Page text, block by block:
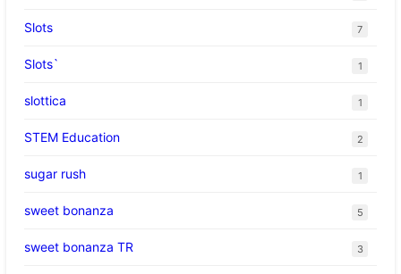
Slots 7
Slots` 1
slottica 1
STEM Education 2
sugar rush 1
sweet bonanza 5
sweet bonanza TR 3